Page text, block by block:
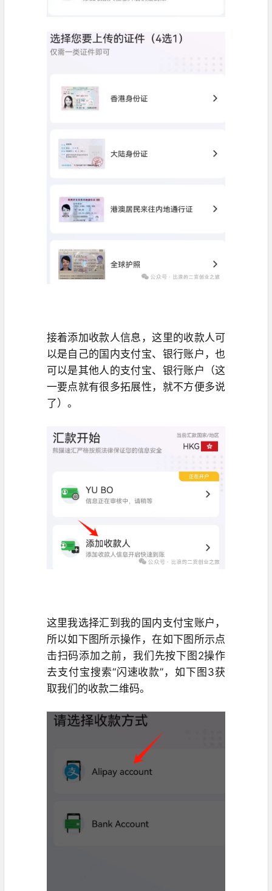
接着添加收款人信息，这里的收款人可
以是自己的国内支付宝、银行账户，也
可以是其他人的支付宝、银行账户（这
一要点就有很多拓展性，就不方便多说
了）。
这里我选择汇到我的国内支付宝账户，
所以如下图所示操作，在如下图所示点
击扫码添加之前，我们先按下图2操作
去支付宝搜索“闪速收款”，如下图3获
取我们的收款二维码。